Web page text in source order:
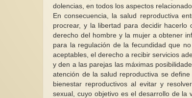
dolencias, en todos los aspectos
En consecuencia, la salud reproductiva
procrear, y la libertad para decidir hacerlo
derecho del hombre y la mujer a obtener
para la regulación de la fecundidad que
aceptables, el derecho a recibir servicios
y den a las parejas las máximas
atención de la salud reproductiva se
bienestar reproductivos al evitar y
sexual, cuyo objetivo es el desarrollo de la